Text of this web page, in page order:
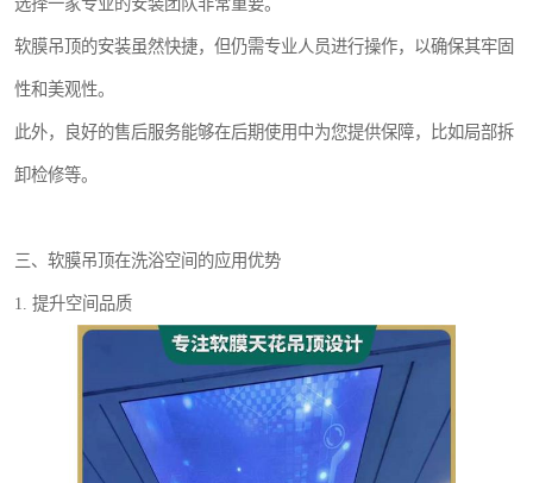
软膜吊顶的安装虽然快捷，但仍需专业人员进行操作，以确保其牢固
性和美观性。
此外，良好的售后服务能够在后期使用中为您提供保障，比如局部拆
卸检修等。
三、软膜吊顶在洗浴空间的应用优势
1. 提升空间品质